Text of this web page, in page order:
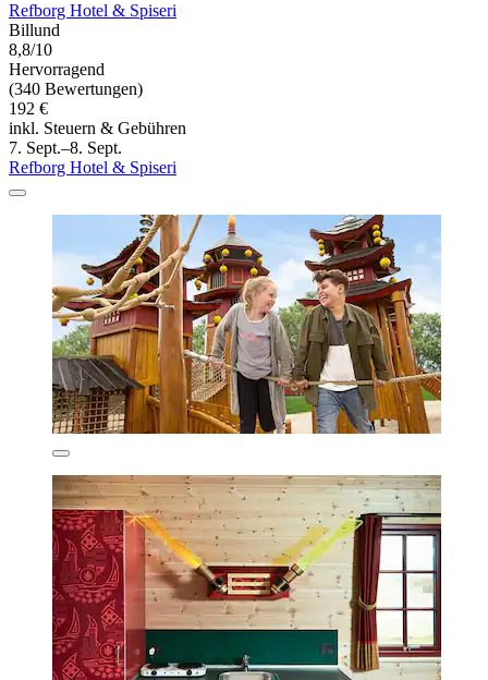
Refborg Hotel & Spiseri
Billund
8,8/10
Hervorragend
(340 Bewertungen)
192 €
inkl. Steuern & Gebühren
7. Sept.–8. Sept.
Refborg Hotel & Spiseri